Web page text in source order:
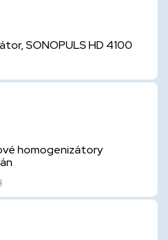
SONOPULS HD 4100
homogenizátory